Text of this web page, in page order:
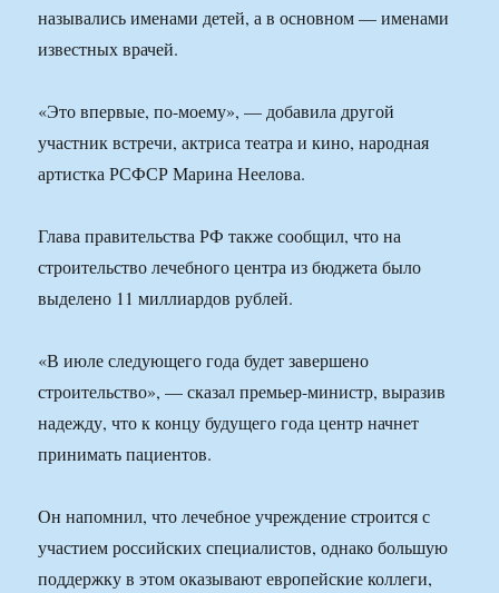
назывались именами детей, а в основном — именами
известных врачей.
«Это впервые, по-моему», — добавила другой
участник встречи, актриса театра и кино, народная
артистка РСФСР Марина Неелова.
Глава правительства РФ также сообщил, что на
строительство лечебного центра из бюджета было
выделено 11 миллиардов рублей.
«В июле следующего года будет завершено
строительство», — сказал премьер-министр, выразив
надежду, что к концу будущего года центр начнет
принимать пациентов.
Он напомнил, что лечебное учреждение строится с
участием российских специалистов, однако большую
поддержку в этом оказывают европейские коллеги,